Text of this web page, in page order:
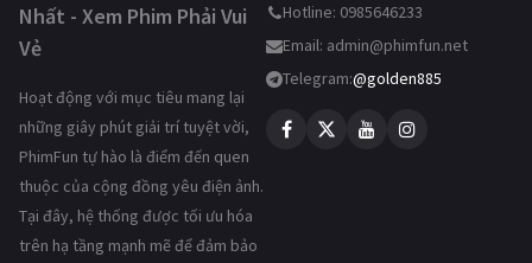
Nhất - Xem Phim Phải Vui
Vẻ
Hoạt động với mục tiêu mang lại
những giây phút giải trí tuyệt vời,
PhimFun tự hào là điểm đến quen
thuộc của cộng đồng yêu điện ảnh.
Tại đây, hệ thống được tối ưu hóa
trên hạ tầng mạnh mẽ để đảm bảo
Hotline: 0985646233
Email: admin@phimfun.net
Telegram:@golden885